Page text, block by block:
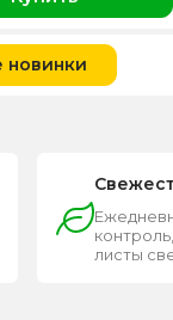
новинки
листы